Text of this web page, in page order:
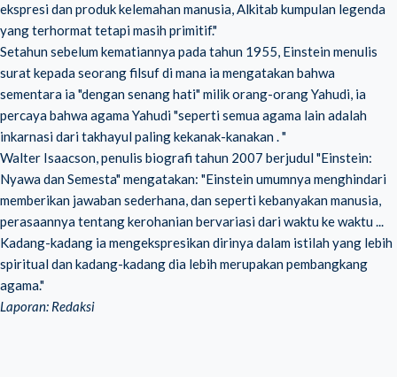
ekspresi dan produk kelemahan manusia, Alkitab kumpulan legenda
yang terhormat tetapi masih primitif."
Setahun sebelum kematiannya pada tahun 1955, Einstein menulis
surat kepada seorang filsuf di mana ia mengatakan bahwa
sementara ia "dengan senang hati" milik orang-orang Yahudi, ia
percaya bahwa agama Yahudi "seperti semua agama lain adalah
inkarnasi dari takhayul paling kekanak-kanakan . "
Walter Isaacson, penulis biografi tahun 2007 berjudul "Einstein:
Nyawa dan Semesta" mengatakan: "Einstein umumnya menghindari
memberikan jawaban sederhana, dan seperti kebanyakan manusia,
perasaannya tentang kerohanian bervariasi dari waktu ke waktu ...
Kadang-kadang ia mengekspresikan dirinya dalam istilah yang lebih
spiritual dan kadang-kadang dia lebih merupakan pembangkang
agama."
Laporan: Redaksi